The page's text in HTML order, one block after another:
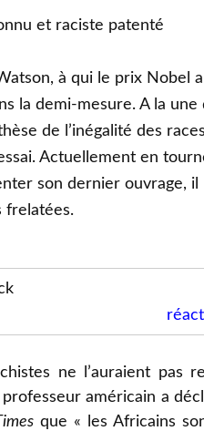
et raciste patenté
à qui le prix Nobel
la demi-mesure. A la une
de l’inégalité des
Actuellement en
son dernier ouvrage, il
frelatées.
ne l’auraient pas
américain a
que « les Africains